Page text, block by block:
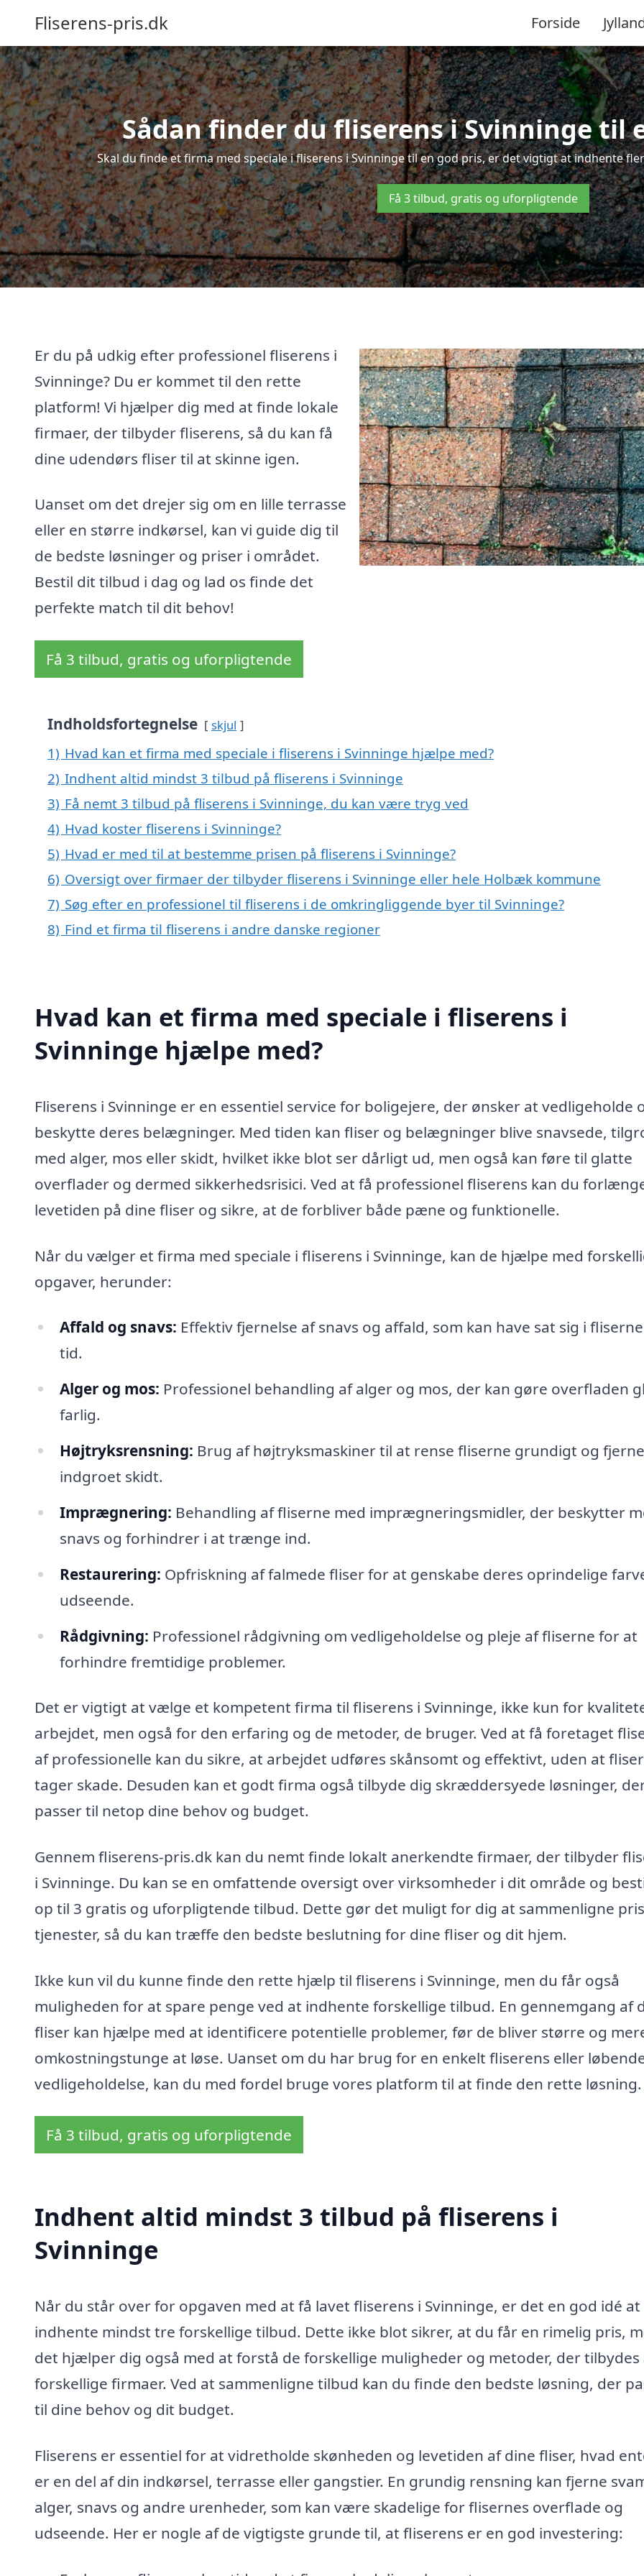
Fliserens-pris.dk Forside
Sådan finder du fliserens i Svinninge til
Skal du finde et firma med speciale i fliserens i Svinninge til en god pris, er det vigtigt at indhente
Få 3 tilbud, gratis og uforpligtende
Er du på udkig efter professionel fliserens i
Svinninge? Du er kommet til den rette
platform! Vi hjælper dig med at finde lokale
firmaer, der tilbyder fliserens, så du kan få
dine udendørs fliser til at skinne igen.
Uanset om det drejer sig om en lille terrasse
eller en større indkørsel, kan vi guide dig til
de bedste løsninger og priser i området.
Bestil dit tilbud i dag og lad os finde det
perfekte match til dit behov!
Få 3 tilbud, gratis og uforpligtende
Indholdsfortegnelse skjul
1) Hvad kan et firma med speciale i fliserens i Svinninge hjælpe med?
2) Indhent altid mindst 3 tilbud på fliserens i Svinninge
3) Få nemt 3 tilbud på fliserens i Svinninge, du kan være tryg ved
4) Hvad koster fliserens i Svinninge?
5) Hvad er med til at bestemme prisen på fliserens i Svinninge?
6) Oversigt over firmaer der tilbyder fliserens i Svinninge eller hele Holbæk kommune
7) Søg efter en professionel til fliserens i de omkringliggende byer til Svinninge?
8) Find et firma til fliserens i andre danske regioner
Hvad kan et firma med speciale i fliserens i
Svinninge hjælpe med?
Fliserens i Svinninge er en essentiel service for boligejere, der ønsker at vedligeholde
beskytte deres belægninger. Med tiden kan fliser og belægninger blive snavsede,
med alger, mos eller skidt, hvilket ikke blot ser dårligt ud, men også kan føre til glatte
overflader og dermed sikkerhedsrisici. Ved at få professionel fliserens kan du
levetiden på dine fliser og sikre, at de forbliver både pæne og funktionelle.
Når du vælger et firma med speciale i fliserens i Svinninge, kan de hjælpe med
opgaver, herunder:
Affald og snavs: Effektiv fjernelse af snavs og affald, som kan have sat sig i
tid.
Alger og mos: Professionel behandling af alger og mos, der kan gøre overfladen
farlig.
Højtryksrensning: Brug af højtryksmaskiner til at rense fliserne grundigt og fjerne
indgroet skidt.
Imprægnering: Behandling af fliserne med imprægneringsmidler, der beskytter
snavs og forhindrer i at trænge ind.
Restaurering: Opfriskning af falmede fliser for at genskabe deres oprindelige
udseende.
Rådgivning: Professionel rådgivning om vedligeholdelse og pleje af fliserne for at
forhindre fremtidige problemer.
Det er vigtigt at vælge et kompetent firma til fliserens i Svinninge, ikke kun for
arbejdet, men også for den erfaring og de metoder, de bruger. Ved at få foretaget
af professionelle kan du sikre, at arbejdet udføres skånsomt og effektivt, uden at
tager skade. Desuden kan et godt firma også tilbyde dig skræddersyede løsninger,
passer til netop dine behov og budget.
Gennem fliserens-pris.dk kan du nemt finde lokalt anerkendte firmaer, der tilbyder
i Svinninge. Du kan se en omfattende oversigt over virksomheder i dit område og
op til 3 gratis og uforpligtende tilbud. Dette gør det muligt for dig at sammenligne
tjenester, så du kan træffe den bedste beslutning for dine fliser og dit hjem.
Ikke kun vil du kunne finde den rette hjælp til fliserens i Svinninge, men du får også
muligheden for at spare penge ved at indhente forskellige tilbud. En gennemgang af
fliser kan hjælpe med at identificere potentielle problemer, før de bliver større og
omkostningstunge at løse. Uanset om du har brug for en enkelt fliserens eller
vedligeholdelse, kan du med fordel bruge vores platform til at finde den rette løsning.
Få 3 tilbud, gratis og uforpligtende
Indhent altid mindst 3 tilbud på fliserens i
Svinninge
Når du står over for opgaven med at få lavet fliserens i Svinninge, er det en god idé at
indhente mindst tre forskellige tilbud. Dette ikke blot sikrer, at du får en rimelig pris,
det hjælper dig også med at forstå de forskellige muligheder og metoder, der tilbydes
forskellige firmaer. Ved at sammenligne tilbud kan du finde den bedste løsning, der
til dine behov og dit budget.
Fliserens er essentiel for at vidretholde skønheden og levetiden af dine fliser, hvad
er en del af din indkørsel, terrasse eller gangstier. En grundig rensning kan fjerne
alger, snavs og andre urenheder, som kan være skadelige for flisernes overflade og
udseende. Her er nogle af de vigtigste grunde til, at fliserens er en god investering: